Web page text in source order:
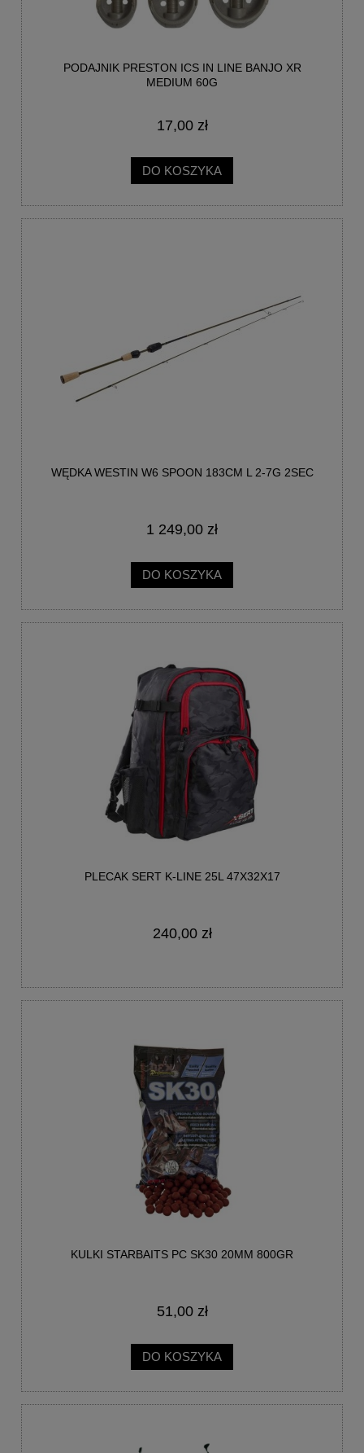
PODAJNIK PRESTON ICS IN LINE BANJO XR
MEDIUM 60G
17,00 zł
DO KOSZYKA
WĘDKA WESTIN W6 SPOON 183CM L 2-7G 2SEC
1 249,00 zł
DO KOSZYKA
PLECAK SERT K-LINE 25L 47X32X17
240,00 zł
KULKI STARBAITS PC SK30 20MM 800GR
51,00 zł
DO KOSZYKA